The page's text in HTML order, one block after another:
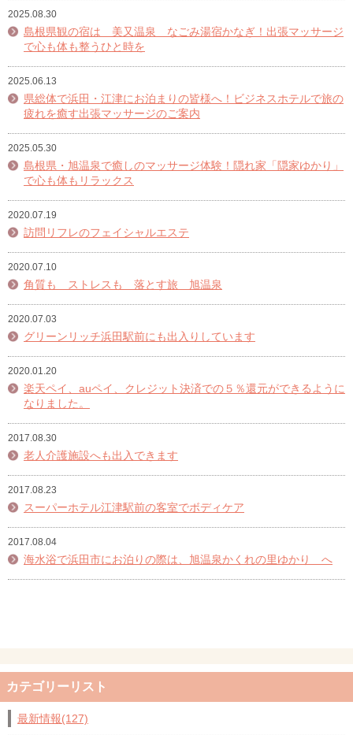
2025.08.30
島根県観の宿は 美又温泉 なごみ湯宿かなぎ！出張マッサージ
で心も体も整うひと時を
2025.06.13
県総体で浜田・江津にお泊まりの皆様へ！ビジネスホテルで旅の
疲れを癒す出張マッサージのご案内
2025.05.30
島根県・旭温泉で癒しのマッサージ体験！隠れ家「隠家ゆかり」
で心も体もリラックス
2020.07.19
訪問リフレのフェイシャルエステ
2020.07.10
角質も ストレスも 落とす旅 旭温泉
2020.07.03
グリーンリッチ浜田駅前にも出入りしています
2020.01.20
楽天ペイ、auペイ、クレジット決済での５％還元ができるように
なりました。
2017.08.30
老人介護施設へも出入できます
2017.08.23
スーパーホテル江津駅前の客室でボディケア
2017.08.04
海水浴で浜田市にお泊りの際は、旭温泉かくれの里ゆかり へ
カテゴリーリスト
最新情報(127)